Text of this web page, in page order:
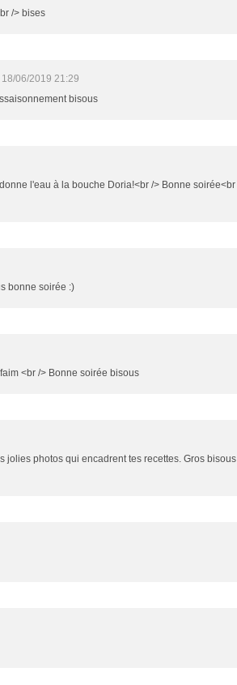
/> bises
18/06/2019 21:29
bisous
l'eau à la bouche Doria!<br /> Bonne soirée<br
bonne soirée :)
<br /> Bonne soirée bisous
jolies photos qui encadrent tes recettes. Gros bisous